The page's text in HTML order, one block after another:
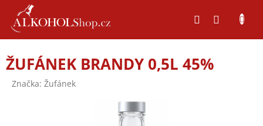
obsah
ŽUFÁNEK BRANDY 0,5L 45%
Značka: Žufánek